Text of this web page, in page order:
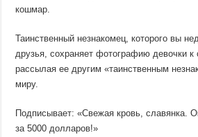
кошмар.
Таинственный незнакомец, которого вы
друзья, сохраняет фотографию девочки к
рассылая ее другим «таинственным
миру.
Подписывает: «Свежая кровь, славянка.
за 5000 долларов!»